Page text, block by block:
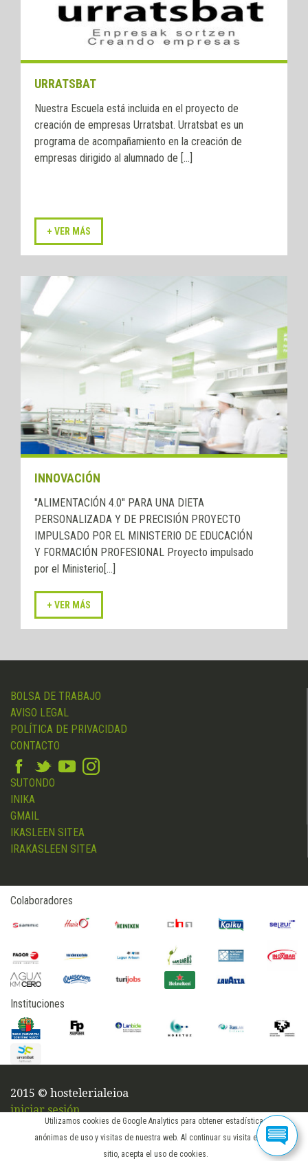
Utilizamos cookies de Google Analytics para obtener estadísticas
anónimas de uso y visitas de nuestra web. Al continuar su visita en este
sitio, acepta el uso de cookies.
URRATSBAT
Nuestra Escuela está incluida en el proyecto de
creación de empresas Urratsbat. Urratsbat es un
programa de acompañamiento en la creación de
empresas dirigido al alumnado de [...]
INNOVACIÓN
"ALIMENTACIÓN 4.0" PARA UNA DIETA
PERSONALIZADA Y DE PRECISIÓN PROYECTO
IMPULSADO POR EL MINISTERIO DE EDUCACIÓN
Y FORMACIÓN PROFESIONAL Proyecto impulsado
por el Ministerio[...]
BOLSA DE TRABAJO
AVISO LEGAL
POLÍTICA DE PRIVACIDAD
CONTACTO
SUTONDO
INIKA
GMAIL
IKASLEEN SITEA
IRAKASLEEN SITEA
Colaboradores
Instituciones
2015 © hostelerialeioa
iniciar sesión